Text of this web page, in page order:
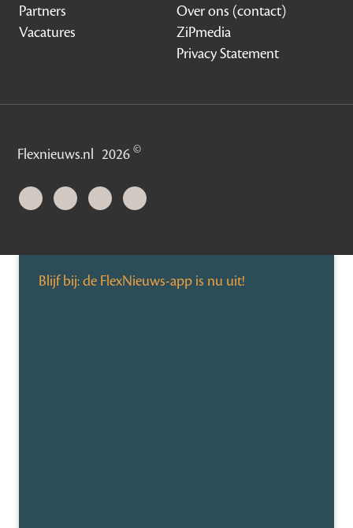
Partners
Vacatures
Over ons (contact)
ZiPmedia
Privacy Statement
Flexnieuws.nl 2026©
Blijf bij: de FlexNieuws-app is nu uit!